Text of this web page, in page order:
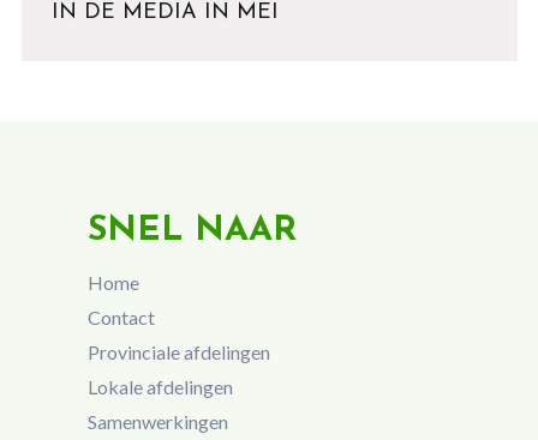
IN DE MEDIA IN MEI
SNEL NAAR
Home
Contact
Provinciale afdelingen
Lokale afdelingen
Samenwerkingen